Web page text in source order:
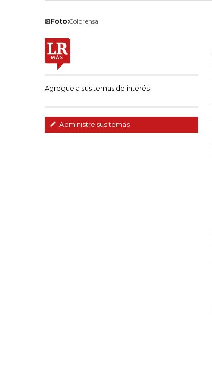
Foto:Colprensa
Agregue a sus temas de interés
Administre sus temas